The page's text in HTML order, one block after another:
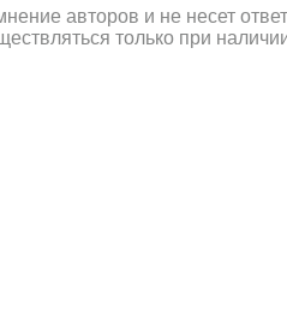
авторов и не несет
только при